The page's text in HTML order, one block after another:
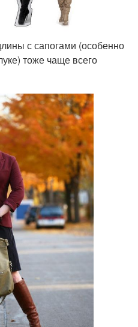
с сапогами (особенно
тоже чаще всего